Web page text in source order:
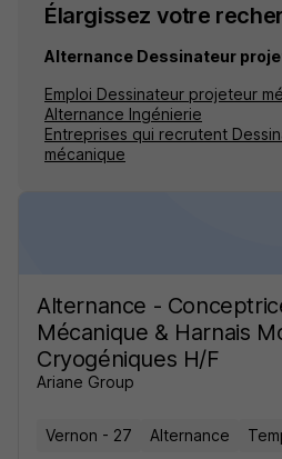
Élargissez votre
Alternance Dessinateur
Emploi Dessinateur projeteur
Alternance Ingénierie
Entreprises qui recrutent
mécanique
Alternance -
Mécanique & Harnais
Cryogéniques H/F
Ariane Group
Vernon - 27 Alternance